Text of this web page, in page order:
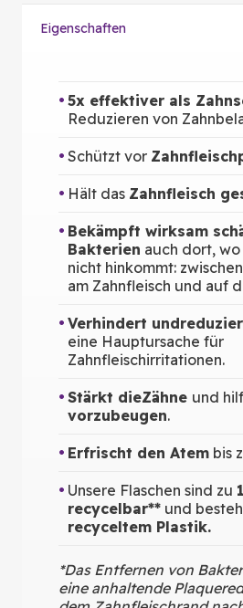
Eigenschaften
5x effektiver als
Reduzieren von
Schützt vor
Hält das Zahnfleisch
Bekämpft wirksam
Bakterien auch dort,
nicht hinkommt:
am Zahnfleisch und auf
Verhindert und
eine Hauptursache für
Zahnfleischirritationen.
Stärkt dieZähne und
vorzubeugen.
Erfrischt den Atem bis
Unsere Flaschen sind zu
recycelbar** und
recyceltem Plastik.
*Das Entfernen von
eine anhaltende